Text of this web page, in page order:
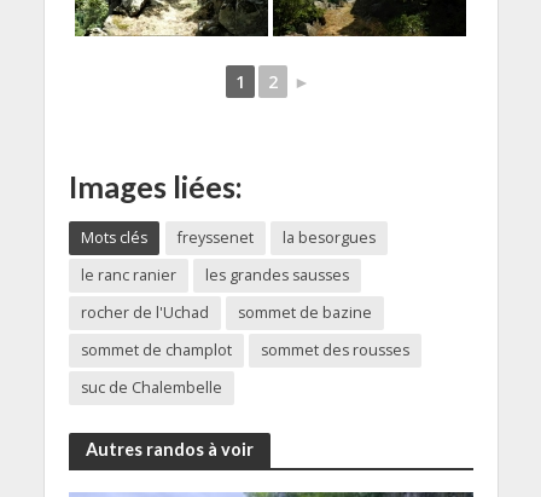
1 2 ►
Images liées:
Mots clés freyssenet
la besorgues
le ranc ranier
les grandes sausses
rocher de l'Uchad
sommet de bazine
sommet de champlot
sommet des rousses
suc de Chalembelle
Autres randos à voir